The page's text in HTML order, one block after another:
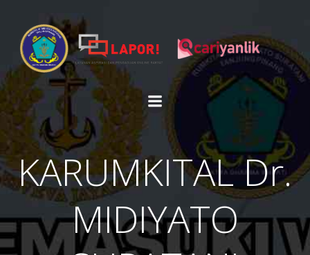
content
KARUMKITAL Dr.
MIDIYATO